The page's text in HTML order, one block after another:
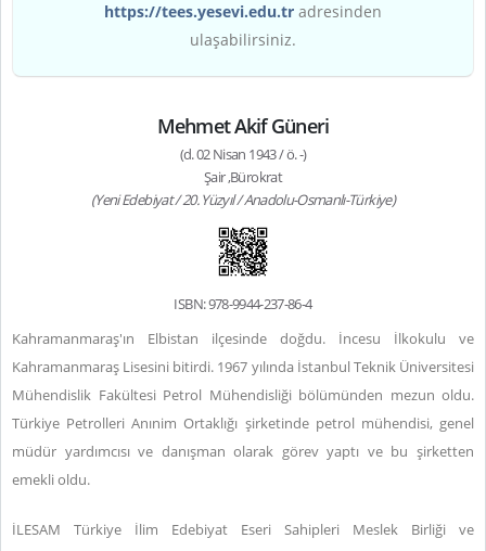
https://tees.yesevi.edu.tr adresinden
ulaşabilirsiniz.
Mehmet Akif Güneri
(d. 02 Nisan 1943 / ö. -)
Şair ,Bürokrat
(Yeni Edebiyat / 20. Yüzyıl / Anadolu-Osmanlı-Türkiye)
ISBN: 978-9944-237-86-4
Kahramanmaraş'ın Elbistan ilçesinde doğdu. İncesu İlkokulu ve
Kahramanmaraş Lisesini bitirdi. 1967 yılında İstanbul Teknik Üniversitesi
Mühendislik Fakültesi Petrol Mühendisliği bölümünden mezun oldu.
Türkiye Petrolleri Anınim Ortaklığı şirketinde petrol mühendisi, genel
müdür yardımcısı ve danışman olarak görev yaptı ve bu şirketten
emekli oldu.
İLESAM Türkiye İlim Edebiyat Eseri Sahipleri Meslek Birliği ve